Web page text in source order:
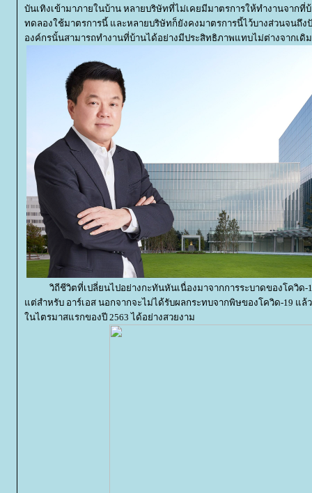
บันเทิงเข้ามาภายในบ้าน หลายบริษัทที่ไม่เคยมีมาตรการให้ทำงานจากที่
ทดลองใช้มาตรการนี้ และหลายบริษัทก็ยังคงมาตรการนี้ไว้บางส่วนจนถึง
องค์กรนั้นสามารถทำงานที่บ้านได้อย่างมีประสิทธิภาพแทบไม่ต่างจากเดิม
วิถีชีวิตที่เปลี่ยนไปอย่างกะทันหันเนื่องมาจากการระบาดของโควิด-
ต่สำหรับ อาร์เอส นอกจากจะไม่ได้รับผลกระทบจากพิษของโควิด-19 แล้
นไตรมาสแรกของปี 2563 ได้อย่างสวยงาม